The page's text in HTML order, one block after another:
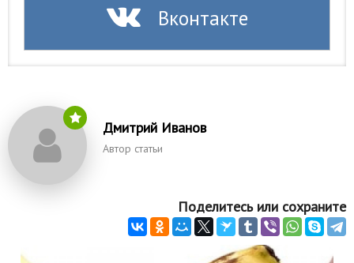
Вконтакте
Дмитрий Иванов
Автор статьи
Поделитесь или сохраните